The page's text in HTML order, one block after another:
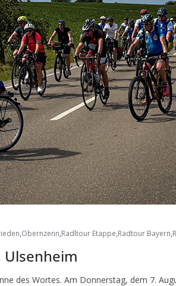
,Obernzenn,Radltour Etappe,Radtour Bayern,
Ulsenheim
des Wortes. Am Donnerstag, dem 7.